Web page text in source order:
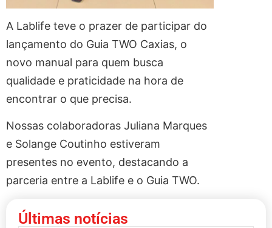
A Lablife teve o prazer de participar do
lançamento do Guia TWO Caxias, o
novo manual para quem busca
qualidade e praticidade na hora de
encontrar o que precisa.
Nossas colaboradoras Juliana Marques
e Solange Coutinho estiveram
presentes no evento, destacando a
parceria entre a Lablife e o Guia TWO.
Últimas notícias